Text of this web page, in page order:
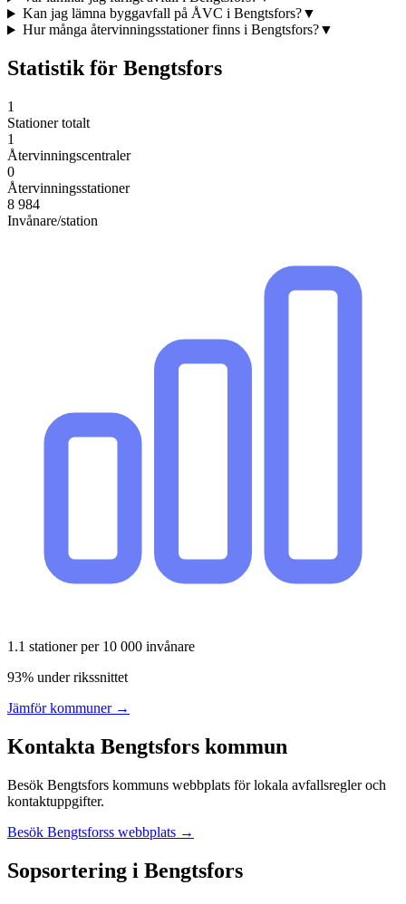
Kan jag lämna byggavfall på ÅVC i Bengtsfors?▼
Hur många återvinningsstationer finns i Bengtsfors?▼
Statistik för Bengtsfors
1
Stationer totalt
1
Återvinningscentraler
0
Återvinningsstationer
8 984
Invånare/station
1.1 stationer per 10 000 invånare
93% under rikssnittet
Jämför kommuner →
Kontakta Bengtsfors kommun
Besök Bengtsfors kommuns webbplats för lokala avfallsregler och
kontaktuppgifter.
Besök Bengtsforss webbplats →
Sopsortering i Bengtsfors